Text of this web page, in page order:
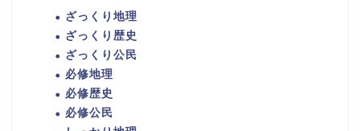
ざっくり地理
ざっくり歴史
ざっくり公民
必修地理
必修歴史
必修公民